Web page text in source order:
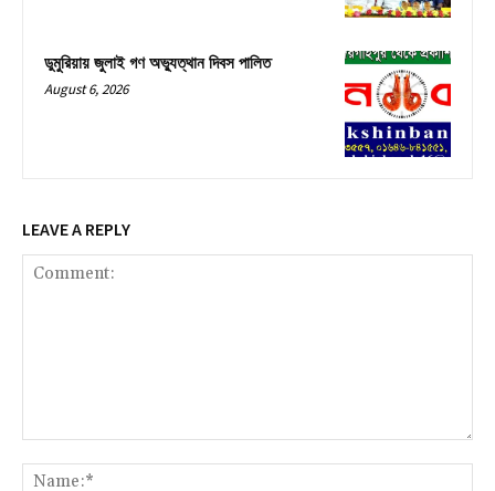
ডুমুরিয়ায় জুলাই গণ অভ্যুত্থান দিবস পালিত
August 6, 2026
LEAVE A REPLY